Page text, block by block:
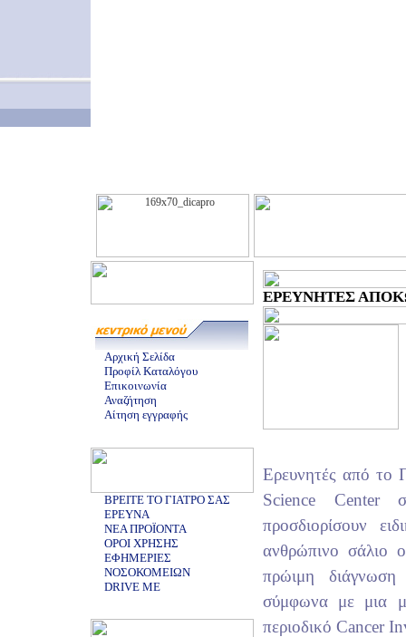
Αρχική Σελίδα
Προφίλ Καταλόγου
Επικοινωνία
Αναζήτηση
Αίτηση εγγραφής
ΒΡΕΙΤΕ ΤΟ ΓΙΑΤΡΟ ΣΑΣ
ΕΡΕΥΝΑ
ΝΕΑ ΠΡΟΪΟΝΤΑ
ΟΡΟΙ ΧΡΗΣΗΣ
ΕΦΗΜΕΡΙΕΣ
ΝΟΣΟΚΟΜΕΙΩΝ
DRIVE ME
ΕΡΕΥΝΗΤΕΣ
Ερευνητές από το
Science Center
προσδιορίσουν
ανθρώπινο σάλιο
πρώιμη
σύμφωνα με μια
περιοδικό Cancer